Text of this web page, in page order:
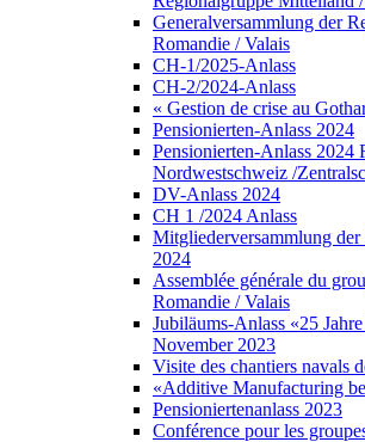
Generalversammlung der
Romandie / Valais
CH-1/2025-Anlass
CH-2/2024-Anlass
« Gestion de crise au
Pensionierten-Anlass 2024
Pensionierten-Anlass 2024
Nordwestschweiz /
DV-Anlass 2024
CH 1 /2024 Anlass
Mitgliederversammlung
2024
Assemblée générale du
Romandie / Valais
Jubiläums-Anlass «25
November 2023
Visite des chantiers navals
«Additive Manufacturing
Pensioniertenanlass 2023
Conférence pour les